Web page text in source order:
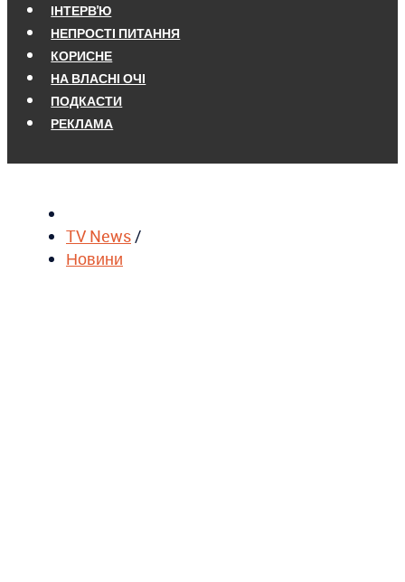
ІНТЕРВ'Ю
НЕПРОСТІ ПИТАННЯ
КОРИСНЕ
НА ВЛАСНІ ОЧІ
ПОДКАСТИ
РЕКЛАМА
TV News/
Новини